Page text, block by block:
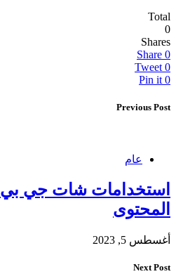
Total
0
Shares
Share 0
Tweet 0
Pin it 0
Previous Post
عام
استخدامات شات جي بي
المحتوى
أغسطس 5, 2023
Next Post